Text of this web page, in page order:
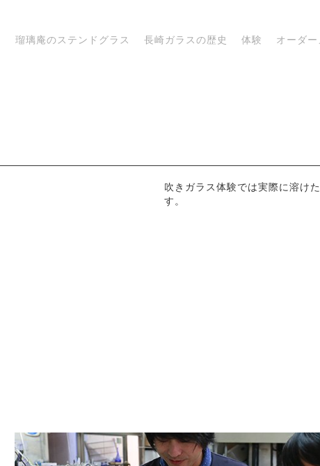
瑠璃庵のステンドグラス 長崎ガラスの歴史 体験 オーダ
吹きガラス体験では実際に溶け
す。